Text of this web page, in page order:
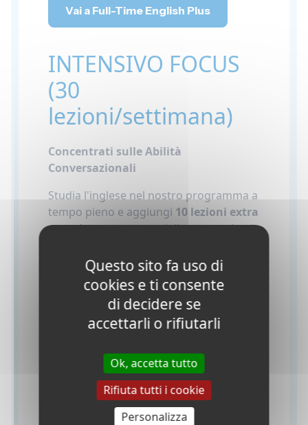
Vai a Full-Time English Plus
INTENSIVO FOCUS
(30
lezioni/settimana)
Concentrati sulle Abilità
Conversazionali
Studia l'inglese nel nostro programma a
tempo pieno e aggiungi 10 lezioni extra
a settimanaper una delle nostre classi
Conversazione
Inglese commerciale
Preparazione IELTS
Inglese per la Medicina
scegliendo la classe Focus che fa per te!
Vai a Inglese Intensivo Focus
Questo sito fa uso di
cookies e ti consente
di decidere se
accettarli o rifiutarli
Ok, accetta tutto
Rifiuta tutti i cookie
Personalizza